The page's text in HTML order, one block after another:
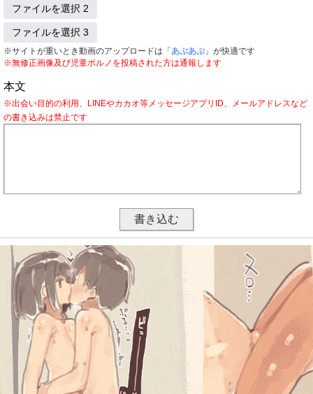
ファイルを選択 2
ファイルを選択 3
※サイトが重いとき動画のアップロードは「 あぷあぷ 」が快適です
※無修正画像及び児童ポルノを投稿された方は通報します
本文
※出会い目的の利用、LINEやカカオ等メッセージアプリID、メールアドレスなど
の書き込みは禁止です